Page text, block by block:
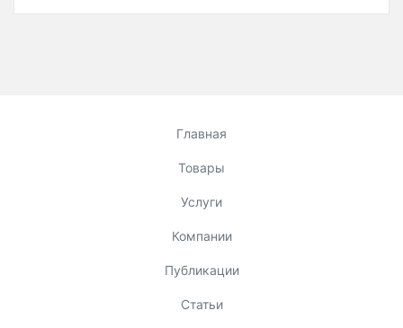
Главная
Товары
Услуги
Компании
Публикации
Статьи